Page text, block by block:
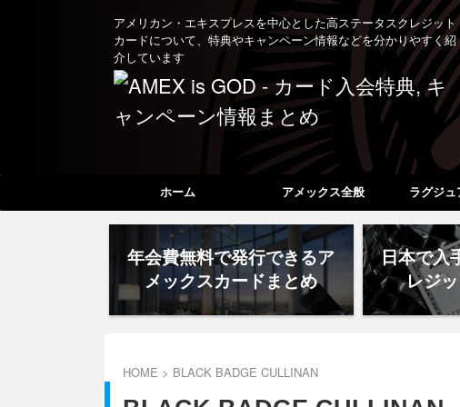
アメリカン・エキスプレスを中心とした高ステータスクレジット
カードについて、特典やキャンペーン情報などを分かりやすく紹
介しています
ホーム アメックス全般 ラグジュ
年会費無料で発行できるア
メックスカードまとめ
日本で入
レジ
HOME > BLACK BADGE CULLINAN